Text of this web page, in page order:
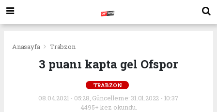
Anasayfa Trabzon
3 puanı kapta gel Ofspor
TRABZON
08.04.2021 - 05:28, Güncelleme: 31.01.2022 - 10:37
4495+ kez okundu.